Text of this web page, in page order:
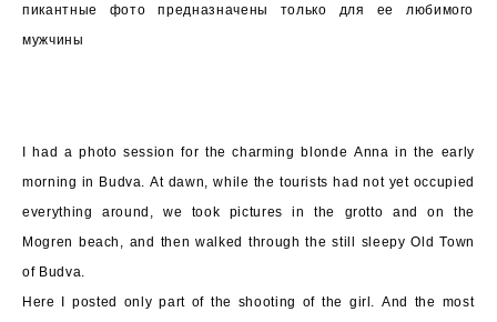
пикантные фото предназначены только для ее любимого
мужчины
I had a photo session for the charming blonde Anna in the early
morning in Budva. At dawn, while the tourists had not yet occupied
everything around, we took pictures in the grotto and on the
Mogren beach, and then walked through the still sleepy Old Town
of Budva.
Here I posted only part of the shooting of the girl. And the most